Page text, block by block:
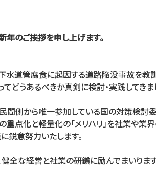
年のご挨拶を申し上げます。
水道管腐食に起因する道路陥没事故を教
うあるべきか真剣に検討・実践してきま
間側から唯一参加している国の対策検討
点化と軽量化の「メリハリ」を社業や業界
鋭意努力いたします。
全な経営と社業の研鑽に励んでまいります